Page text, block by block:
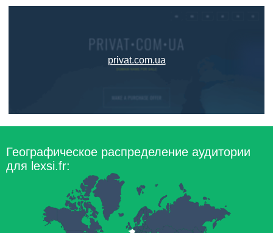
privat.com.ua
Географическое распределение аудитории
для lexsi.fr: